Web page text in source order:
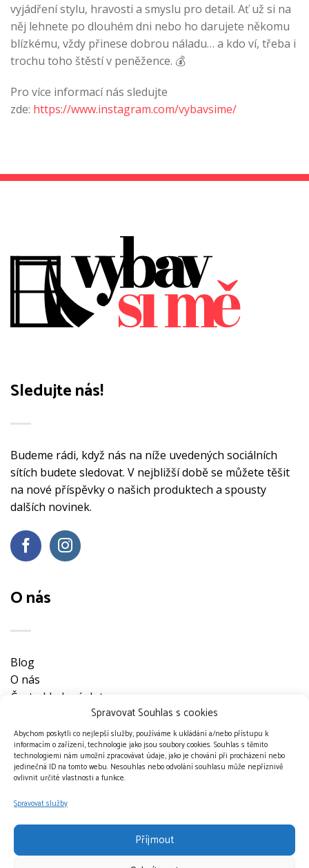
Spravovat Souhlas s cookies
Abychom poskytli co nejlepší služby, používáme k ukládání a/nebo přístupu k
informacím o zařízení, technologie jako jsou soubory cookies. Souhlas s těmito
technologiemi nám umožní zpracovávat údaje, jako je chování při procházení nebo
jedinečná ID na tomto webu. Nesouhlas nebo odvolání souhlasu může nepříznivě
ovlivnit určité vlastnosti a funkce.
Spravovat služby
Příjmout
vyjádření stylu, hravosti a smyslu pro detail. Ať už si na
něj lehnete po dlouhém dni nebo ho darujete někomu
blízkému, vždy přinese dobrou náladu… a kdo ví, třeba i
trochu toho štěstí v peněžence. 💰
Pro více informací nás sledujte
zde: https://www.instagram.com/vybavsime/
Sledujte nás!
Budeme rádi, když nás na níže uvedených sociálních
sítích budete sledovat. V nejbližší době se můžete těšit
na nové příspěvky o našich produktech a spousty
dalších novinek.
O nás
Blog
O nás
Často kladené dotazy
Obchodní podmínky
Nevyzvednuté objednávky
Ochrana osobních údajů
Doprava a platební metody
Kontakt